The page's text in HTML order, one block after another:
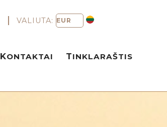
VALIUTA:
KONTAKTAI TINKLARAŠTIS